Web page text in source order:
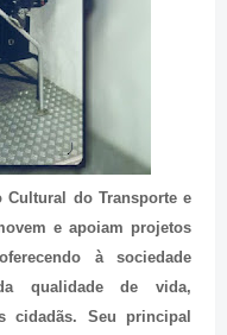
Cultural do Transporte e
e apoiam projetos
à sociedade
qualidade de vida,
cidadãs. Seu principal